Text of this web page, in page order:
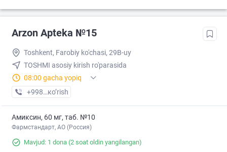
Arzon Apteka №15
Toshkent, Farobiy ko'chasi, 29B-uy
TOSHMI asosiy kirish ro'parasida
08:00 gacha yopiq
+998 (99) XXX-XX-XX
кo’rish
Амиксин, 60 мг, таб. №10
Фармстандарт, АО (Россия)
Mavjud: 1 dona (2 soat oldin yangilangan)